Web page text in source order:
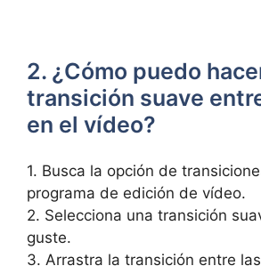
2. ¿Cómo puedo
‍transición suave
en el ⁢vídeo?
1. Busca ‌la ⁢opción de
programa de edición de ‌vídeo.
2. Selecciona una transición
guste.
3. ⁣Arrastra la transición entre